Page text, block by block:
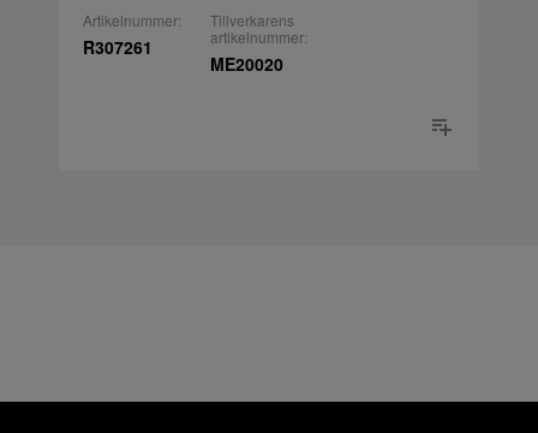
Artikelnummer:
R307261
Tillverkarens
artikelnummer:
ME20020